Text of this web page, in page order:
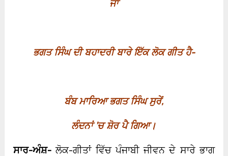
ਜਾਂ
ਭਗਤ ਸਿੰਘ ਦੀ ਬਹਾਦਰੀ ਬਾਰੇ ਇੱਕ ਲੋਕ ਗੀਤ ਹੈ-
ਬੰਬ ਮਾਰਿਆ ਭਗਤ ਸਿੰਘ ਸੁਰੇਂ,
ਲੰਦਨਾਂ’ਚ ਸ਼ੋਰ ਪੈ ਗਿਆ।
ਸਾਰ-ਅੰਸ਼- ਲੋਕ-ਗੀਤਾਂ ਵਿੱਚ ਪੰਜਾਬੀ ਜੀਵਨ ਦੇ ਸਾਰੇ ਭਾਗ